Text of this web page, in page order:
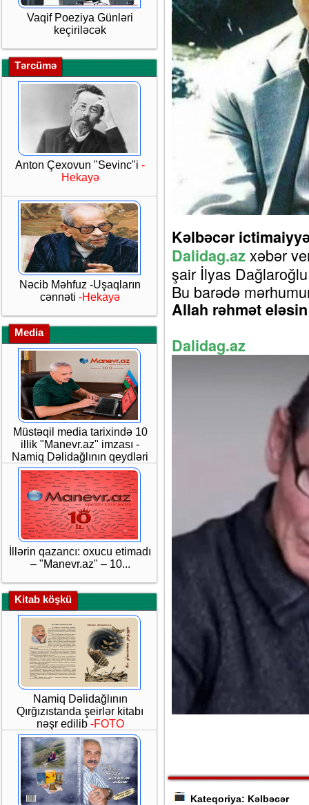
Vaqif Poeziya Günləri
keçiriləcək
Tərcümə
Anton Çexovun "Sevinc"i -
Hekayə
Nəcib Məhfuz -Uşaqların
cənnəti -Hekayə
Media
Müstəqil media tarixində 10
illik "Manevr.az" imzası -
Namiq Dəlidağlının qeydləri
İllərin qazancı: oxucu etimadı
– "Manevr.az" – 10...
Kitab köşkü
Namiq Dəlidağlının
Qırğızıstanda şeirlər kitabı
nəşr edilib -FOTO
Kəlbəcər
Dalidag.az xəbər
şair İlyas
Bu barədə
Allah rəhmət
Dalidag.az
Kateqoriya: Kəlbəcər